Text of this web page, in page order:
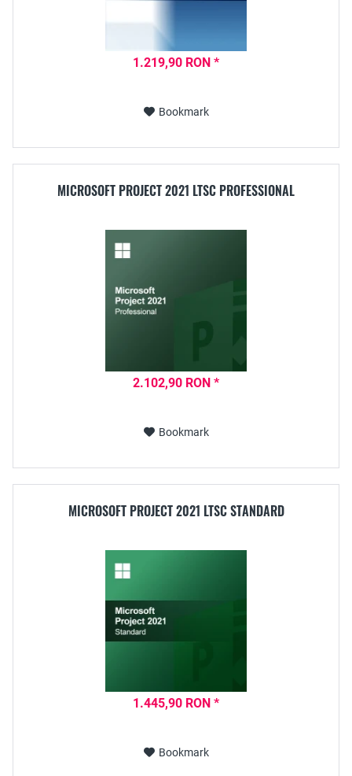
1.219,90 RON *
Bookmark
MICROSOFT PROJECT 2021 LTSC PROFESSIONAL
2.102,90 RON *
Bookmark
MICROSOFT PROJECT 2021 LTSC STANDARD
1.445,90 RON *
Bookmark